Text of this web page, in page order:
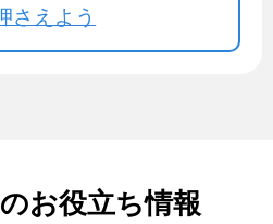
さえよう
お役立ち情報